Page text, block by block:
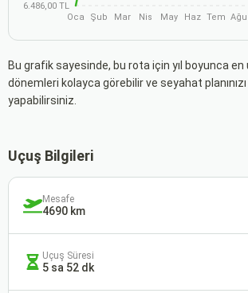
6.486,00 TL
Oca
Şub Mar Nis May Haz Tem Ağu
Bu grafik sayesinde, bu rota için yıl boyunca en
dönemleri kolayca görebilir ve seyahat
yapabilirsiniz.
Uçuş Bilgileri
Mesafe
4690 km
Uçuş Süresi
5 sa 52 dk